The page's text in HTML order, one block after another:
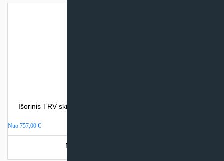
Išorinis TRV skirtas Split vidiniams įrenginiams pajungti prie
Nuo 757,00 €
Produkto šiuo metu neturime.